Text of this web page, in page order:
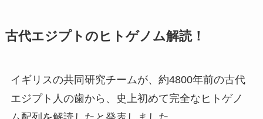
古代エジプトのヒトゲノム解読！
イギリスの共同研究チームが、約4800年前の古代
エジプト人の歯から、史上初めて完全なヒトゲノ